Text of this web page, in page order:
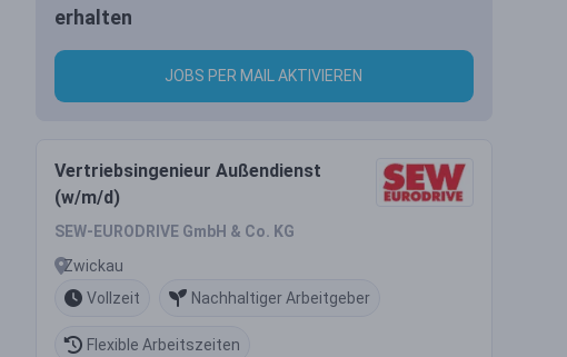
erhalten
JOBS PER MAIL AKTIVIEREN
Vertriebsingenieur Außendienst
(w/m/d)
SEW-EURODRIVE GmbH & Co. KG
Zwickau
Vollzeit
Nachhaltiger Arbeitgeber
Flexible Arbeitszeiten